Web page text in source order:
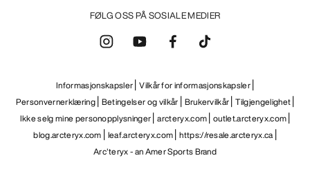
FØLG OSS PÅ SOSIALE MEDIER
Informasjonskapsler Vilkår for informasjonskapsler
Personvernerklæring Betingelser og vilkår Brukervilkår Tilgjengelighet
Ikke selg mine personopplysninger arcteryx.com outlet.arcteryx.com
blog.arcteryx.com leaf.arcteryx.com https://resale.arcteryx.ca
Arc'teryx - an Amer Sports Brand